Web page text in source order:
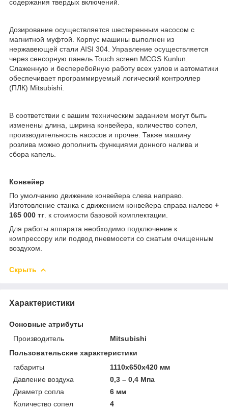
содержания твердых включений.
Дозирование осуществляется шестеренным насосом с
магнитной муфтой. Корпус машины выполнен из
нержавеющей стали AISI 304. Управление осуществляется
через сенсорную панель Touch screen MCGS Kunlun.
Слаженную и бесперебойную работу всех узлов и автоматики
обеспечивает программируемый логический контроллер
(ПЛК) Mitsubishi.
В соответствии с вашим техническим заданием могут быть
изменены длина, ширина конвейера, количество сопел,
производительность насосов и прочее. Также машину
розлива можно дополнить функциями донного налива и
сбора капель.
Конвейер
По умолчанию движение конвейера слева направо.
Изготовление станка с движением конвейера справа налево +
165 000 тг . к стоимости базовой комплектации.
Для работы аппарата необходимо подключение к
компрессору или подвод пневмосети со сжатым очищенным
воздухом.
Скрыть
Характеристики
Основные атрибуты
Производитель
Mitsubishi
Пользовательские характеристики
габариты
1110х650х420 мм
Давление воздуха
0,3 – 0,4 Мпа
Диаметр сопла
6 мм
Количество сопел
4